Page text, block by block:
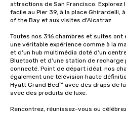
attractions de San Francisco. Explorez
facile au Pier 39, à la place Ghirardelli,
of the Bay et aux visites d'Alcatraz.
Toutes nos 316 chambres et suites
une véritable expérience comme à la
et d'un hub multimédia doté d'un
Bluetooth et d'une station de
connecté. Point de départ idéal, nos
également une télévision haute
Hyatt Grand Bed™ avec des draps de
avec des produits de luxe.
Rencontrez, réunissez-vous ou